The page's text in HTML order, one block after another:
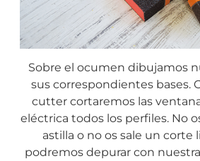
Sobre el ocumen dibujamos
sus correspondientes bases.
cutter cortaremos las
eléctrica todos los perfiles. No
astilla o no os sale un corte
podremos depurar con